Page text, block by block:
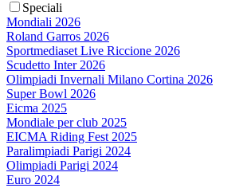
Speciali
Mondiali 2026
Roland Garros 2026
Sportmediaset Live Riccione 2026
Scudetto Inter 2026
Olimpiadi Invernali Milano Cortina 2026
Super Bowl 2026
Eicma 2025
Mondiale per club 2025
EICMA Riding Fest 2025
Paralimpiadi Parigi 2024
Olimpiadi Parigi 2024
Euro 2024